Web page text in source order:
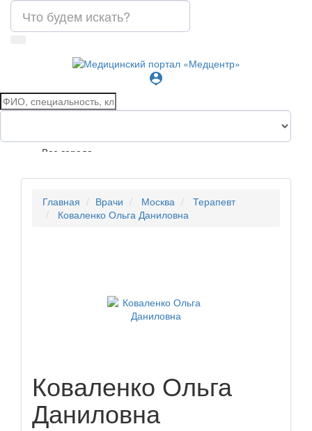
person_pin
Все города
Главная Врачи Москва
Терапевт
Коваленко Ольга Даниловна
Коваленко Ольга
Даниловна